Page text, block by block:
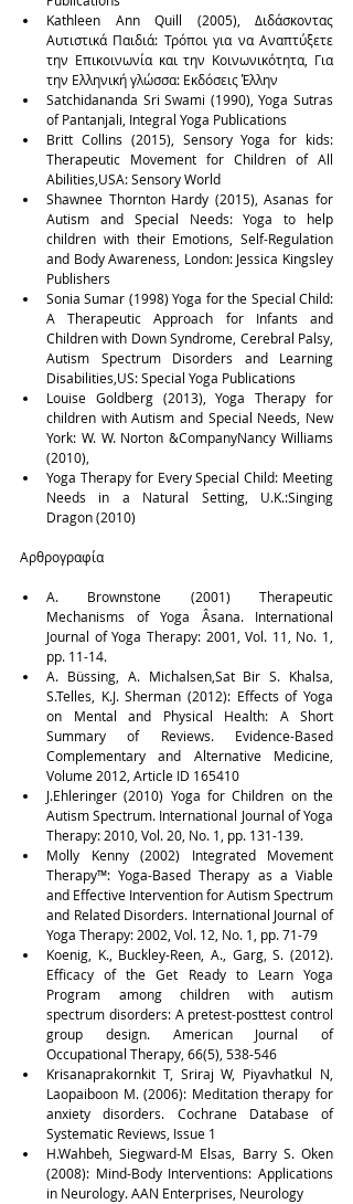
Kathleen Ann Quill (2005), Διδάσκοντας
Αυτιστικά Παιδιά: Τρόποι για να Αναπτύξετε
την Επικοινωνία και την Κοινωνικότητα, Για
την Ελληνική γλώσσα: Εκδόσεις Έλλην
Satchidananda Sri Swami (1990), Yoga Sutras
of Pantanjali, Integral Yoga Publications
Britt Collins (2015), Sensory Yoga for kids:
Therapeutic Movement for Children of All
Abilities,USA: Sensory World
Shawnee Thornton Hardy (2015), Asanas for
Autism and Special Needs: Yoga to help
children with their Emotions, Self-Regulation
and Body Awareness, London: Jessica Kingsley
Publishers
Sonia Sumar (1998) Yoga for the Special Child:
A Therapeutic Approach for Infants and
Children with Down Syndrome, Cerebral Palsy,
Autism Spectrum Disorders and Learning
Disabilities,US: Special Yoga Publications
Louise Goldberg (2013), Yoga Therapy for
children with Autism and Special Needs, New
York: W. W. Norton &CompanyNancy Williams
(2010),
Yoga Therapy for Every Special Child: Meeting
Needs in a Natural Setting, U.K.:Singing
Dragon (2010)
Αρθρογραφία
A. Brownstone (2001) Therapeutic
Mechanisms of Yoga Âsana. International
Journal of Yoga Therapy: 2001, Vol. 11, No. 1,
pp. 11-14.
A. Büssing, A. Michalsen,Sat Bir S. Khalsa,
S.Telles, K.J. Sherman (2012): Effects of Yoga
on Mental and Physical Health: A Short
Summary of Reviews. Evidence-Based
Complementary and Alternative Medicine,
Volume 2012, Article ID 165410
J.Ehleringer (2010) Yoga for Children on the
Autism Spectrum. International Journal of Yoga
Therapy: 2010, Vol. 20, No. 1, pp. 131-139.
Molly Kenny (2002) Integrated Movement
Therapy™: Yoga-Based Therapy as a Viable
and Effective Intervention for Autism Spectrum
and Related Disorders. International Journal of
Yoga Therapy: 2002, Vol. 12, No. 1, pp. 71-79
Koenig, K., Buckley-Reen, A., Garg, S. (2012).
Efficacy of the Get Ready to Learn Yoga
Program among children with autism
spectrum disorders: A pretest-posttest control
group design. American Journal of
Occupational Therapy, 66(5), 538-546
Krisanaprakornkit T, Sriraj W, Piyavhatkul N,
Laopaiboon M. (2006): Meditation therapy for
anxiety disorders. Cochrane Database of
Systematic Reviews, Issue 1
H.Wahbeh, Siegward-M Elsas, Barry S. Oken
(2008): Mind-Body Interventions: Applications
in Neurology. AAN Enterprises, Neurology